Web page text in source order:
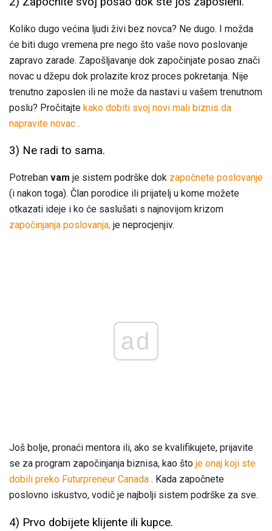
Koliko dugo većina ljudi živi bez novca? Ne dugo. I možda
će biti dugo vremena pre nego što vaše novo poslovanje
zapravo zarade. Zapošljavanje dok započinjate posao znači
novac u džepu dok prolazite kroz proces pokretanja. Nije
trenutno zaposlen ili ne može da nastavi u vašem trenutnom
poslu? Pročitajte kako dobiti svoj novi mali biznis da
napravite novac .
3) Ne radi to sama.
Potreban vam je sistem podrške dok započnete poslovanje
(i nakon toga). Član porodice ili prijatelj u kome možete
otkazati ideje i ko će saslušati s najnovijom krizom
započinjanja poslovanja, je neprocjenjiv.
ad
Još bolje, pronaći mentora ili, ako se kvalifikujete, prijavite
se za program započinjanja biznisa, kao što je onaj koji ste
dobili preko Futurpreneur Canada . Kada započnete
poslovno iskustvo, vodič je najbolji sistem podrške za sve.
4) Prvo dobijete klijente ili kupce.